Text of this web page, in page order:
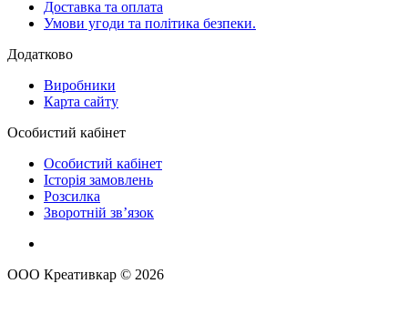
Доставка та оплата
Умови угоди та політика безпеки.
Додатково
Виробники
Карта сайту
Особистий кабінет
Особистий кабінет
Історія замовлень
Розсилка
Зворотній зв’язок
ООО Креативкар © 2026